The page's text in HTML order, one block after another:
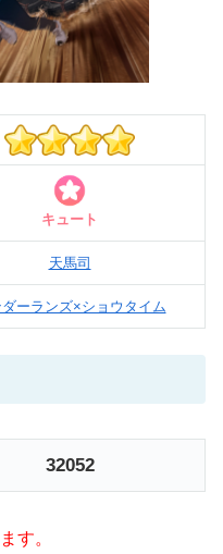
キュート
天馬司
ダーランズ×ショウタイム
32052
す。